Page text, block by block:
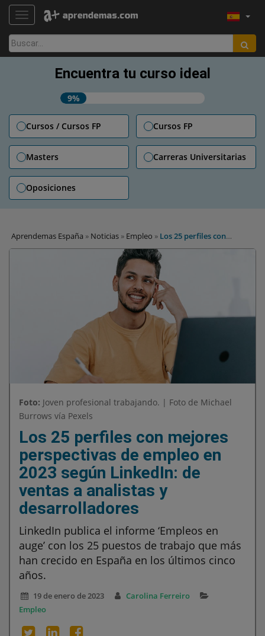
TOGGLE NAVIGATION
Buscar:
Encuentra tu curso ideal
9%
Cursos / Cursos FP Cursos FP
Masters Carreras Universitarias
Oposiciones
Aprendemas España » Noticias » Empleo » Los 25 perfiles con
mejores perspectivas de empleo en 2023 según LinkedIn: de ventas
a analistas y desarrolladores
Foto: Joven profesional trabajando. | Foto de Michael
Burrows vía Pexels
Los 25 perfiles con mejores
perspectivas de empleo en
2023 según LinkedIn: de
ventas a analistas y
desarrolladores
LinkedIn publica el informe ‘Empleos en
auge’ con los 25 puestos de trabajo que más
han crecido en España en los últimos cinco
años.
19 de enero de 2023
Carolina Ferreiro
Empleo